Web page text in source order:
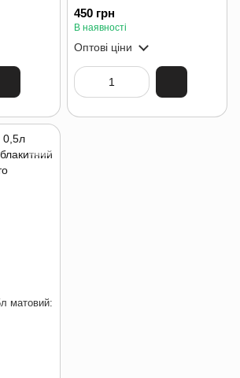
450 грн
В наявності
Оптові ціни
матовий: